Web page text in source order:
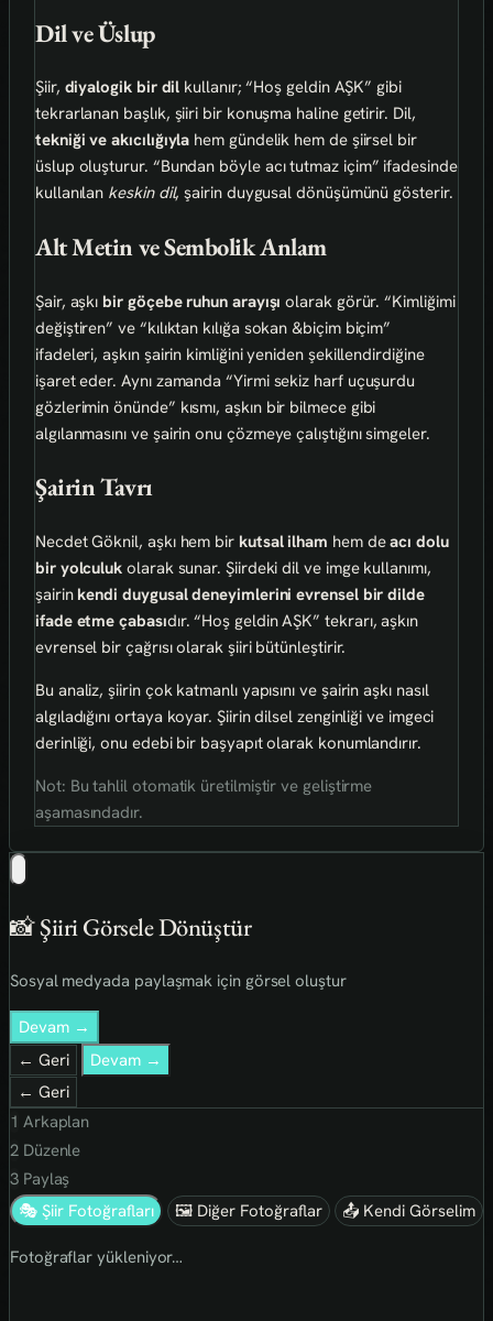
Dil ve Üslup
Şiir, diyalogik bir dil kullanır; “Hoş geldin AŞK” gibi
tekrarlanan başlık, şiiri bir konuşma haline getirir. Dil,
tekniği ve akıcılığıyla hem gündelik hem de şiirsel bir
üslup oluşturur. “Bundan böyle acı tutmaz içim” ifadesinde
kullanılan keskin dil, şairin duygusal dönüşümünü gösterir.
Alt Metin ve Sembolik Anlam
Şair, aşkı bir göçebe ruhun arayışı olarak görür. “Kimliğimi
değiştiren” ve “kılıktan kılığa sokan &biçim biçim”
ifadeleri, aşkın şairin kimliğini yeniden şekillendirdiğine
işaret eder. Aynı zamanda “Yirmi sekiz harf uçuşurdu
gözlerimin önünde” kısmı, aşkın bir bilmece gibi
algılanmasını ve şairin onu çözmeye çalıştığını simgeler.
Şairin Tavrı
Necdet Göknil, aşkı hem bir kutsal ilham hem deacı dolu
bir yolculuk olarak sunar. Şiirdeki dil ve imge kullanımı,
şairin kendi duygusal deneyimlerini evrensel bir dilde
ifade etme çabasıdır. “Hoş geldin AŞK” tekrarı, aşkın
evrensel bir çağrısı olarak şiiri bütünleştirir.
Bu analiz, şiirin çok katmanlı yapısını ve şairin aşkı nasıl
algıladığını ortaya koyar. Şiirin dilsel zenginliği ve imgeci
derinliği, onu edebi bir başyapıt olarak konumlandırır.
Not: Bu tahlil otomatik üretilmiştir ve geliştirme
aşamasındadır.
📸 Şiiri Görsele Dönüştür
Sosyal medyada paylaşmak için görsel oluştur
Devam →
← Geri
Devam →
← Geri
1 Arkaplan
2Düzenle
3Paylaş
🎭 Şiir Fotoğrafları
🖼 Diğer Fotoğraflar 📤 Kendi Görselim
Fotoğraflar yükleniyor…